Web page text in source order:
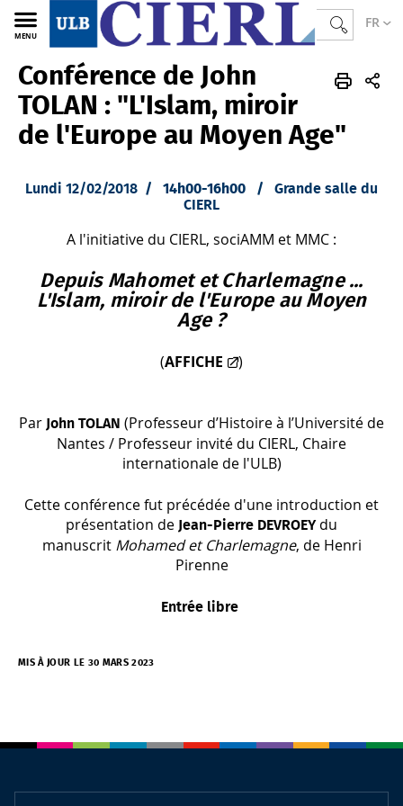
FR
MENU
CIERL FR Actualités Archives 2018
Conférence de John
TOLAN : "L'Islam, miroir
de l'Europe au Moyen Age"
Lundi 12/02/2018 / 14h00-16h00 / Grande salle du
CIERL
A l'initiative du CIERL, sociAMM et MMC :
Depuis Mahomet et Charlemagne ...
L'Islam, miroir de l'Europe au Moyen
Age ?
(AFFICHE )
Par John TOLAN (Professeur d’Histoire à l’Université de
Nantes / Professeur invité du CIERL, Chaire
internationale de l'ULB)
Cette conférence fut précédée d'une introduction et
présentation de Jean-Pierre DEVROEYdu
manuscrit Mohamed et Charlemagne, de Henri
Pirenne
Entrée libre
MIS À JOUR LE 30 MARS 2023